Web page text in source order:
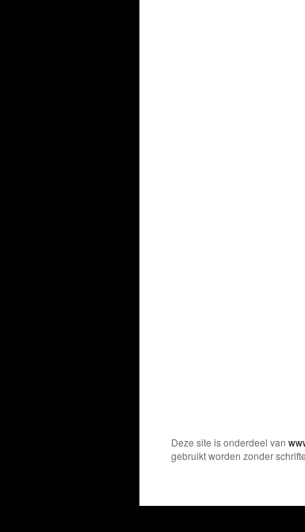
Deze site is onderdeel van
gebruikt worden zonder